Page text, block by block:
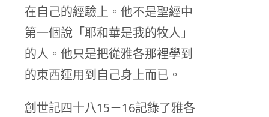
在自己的經驗上。他不是聖經中
第一個說「耶和華是我的牧人」
的人。他只是把從雅各那裡學到
的東西運用到自己身上而已。
創世記四十八15－16記錄了雅各